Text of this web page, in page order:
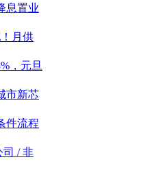
息置业
月供
，元旦
市新芯
件流程
司 / 非